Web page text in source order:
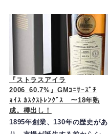
『ストラスアイラ
2006_60.7%』GMｺﾆｻｰｽﾞﾁ
ｮｲｽ ｶｽｸｽﾄﾚﾝｸﾞｽ ～18年熟
成。樽出し！
1895年創業、130年の歴史があ